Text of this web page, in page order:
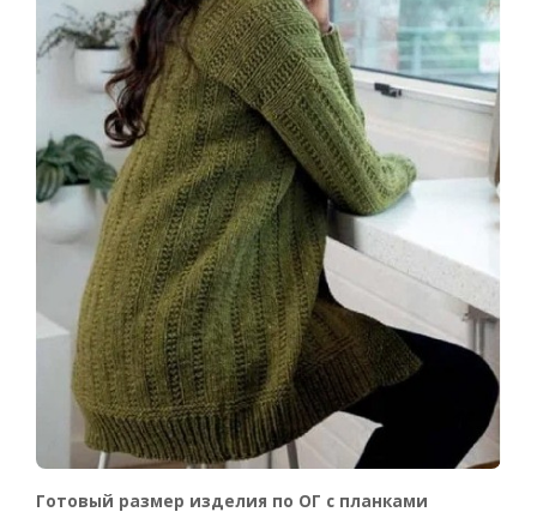
Готовый размер изделия по ОГ с планками